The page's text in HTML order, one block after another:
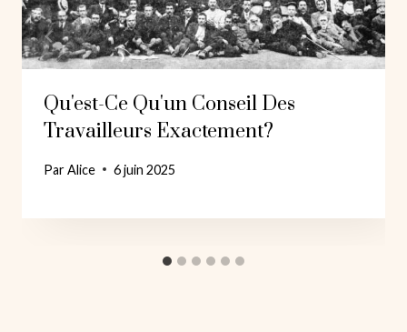
Qu'est-Ce Qu'un Conseil Des
Travailleurs Exactement?
ParAlice 6 juin 2025